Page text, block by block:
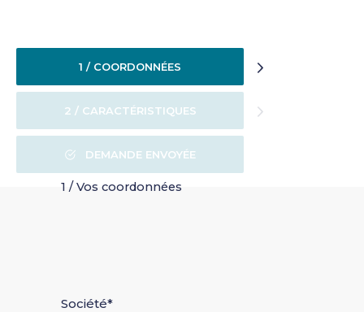
1 / COORDONNÉES
2 / CARACTÉRISTIQUES
DEMANDE ENVOYÉE
1 / Vos coordonnées
Société